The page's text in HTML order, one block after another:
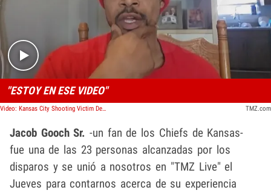
Play video content
"ESTOY EN ESE VIDEO"
Video: Kansas City Shooting Victim Describes Moment Gunman Opened Fire TMZ.com
Jacob Gooch Sr. -un fan de los Chiefs de Kansas-
fue una de las 23 personas alcanzadas por los
disparos y se unió a nosotros en "TMZ Live" el
Jueves para contarnos acerca de su experiencia